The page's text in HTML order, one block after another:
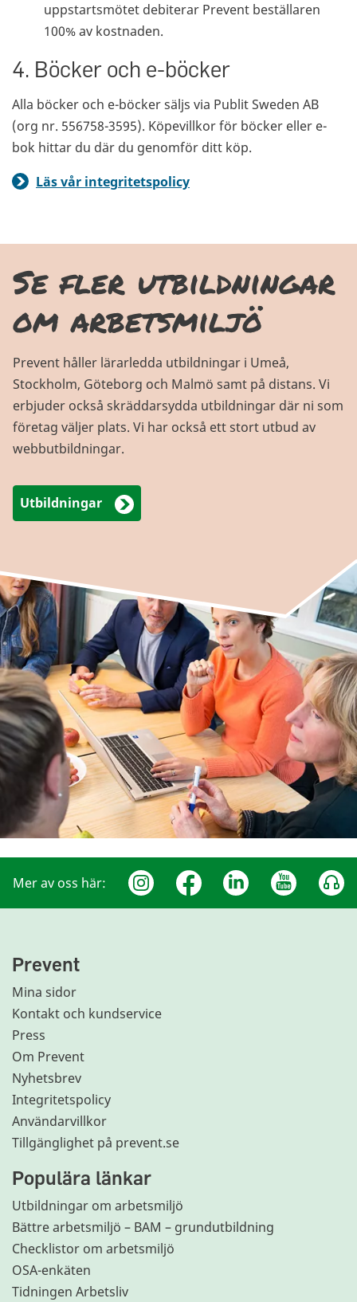
uppstartsmötet debiterar Prevent beställaren
100% av kostnaden.
4. Böcker och e-böcker
Alla böcker och e-böcker säljs via Publit Sweden AB
(org nr. 556758-3595). Köpevillkor för böcker eller e-
bok hittar du där du genomför ditt köp.
Läs vår integritetspolicy
Se fler utbildningar
om arbetsmiljö
Prevent håller lärarledda utbildningar i Umeå,
Stockholm, Göteborg och Malmö samt på distans. Vi
erbjuder också skräddarsydda utbildningar där ni som
företag väljer plats. Vi har också ett stort utbud av
webbutbildningar.
Utbildningar
Mer av oss här:
Prevent
Mina sidor
Kontakt och kundservice
Press
Om Prevent
Nyhetsbrev
Integritetspolicy
Användarvillkor
Tillgänglighet på prevent.se
Populära länkar
Utbildningar om arbetsmiljö
Bättre arbetsmiljö – BAM – grundutbildning
Checklistor om arbetsmiljö
OSA-enkäten
Tidningen Arbetsliv